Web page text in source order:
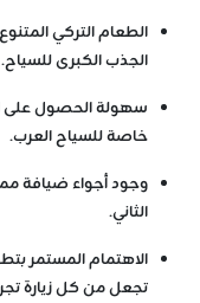
الطعام التركي
الجذب الكبرى للسياح.
سهولة الحصول على
خاصة للسياح العرب.
وجود أجواء ضيافة
الثاني.
الاهتمام المستمر
تجعل من كل زيارة